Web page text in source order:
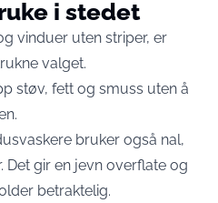
i stedet
vinduer uten striper, er
valget.
støv, fett og smuss uten å
bruker også nal,
Det gir en jevn overflate og
betraktelig.